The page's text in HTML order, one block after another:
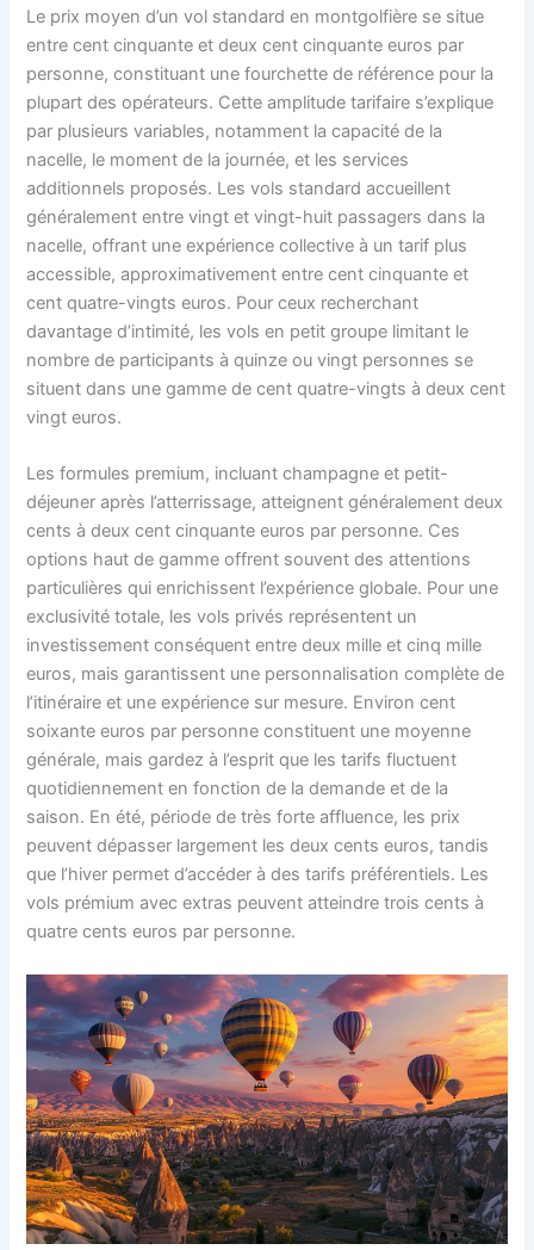
Le prix moyen d’un vol standard en montgolfière se situe
entre cent cinquante et deux cent cinquante euros par
personne, constituant une fourchette de référence pour la
plupart des opérateurs. Cette amplitude tarifaire s’explique
par plusieurs variables, notamment la capacité de la
nacelle, le moment de la journée, et les services
additionnels proposés. Les vols standard accueillent
généralement entre vingt et vingt-huit passagers dans la
nacelle, offrant une expérience collective à un tarif plus
accessible, approximativement entre cent cinquante et
cent quatre-vingts euros. Pour ceux recherchant
davantage d’intimité, les vols en petit groupe limitant le
nombre de participants à quinze ou vingt personnes se
situent dans une gamme de cent quatre-vingts à deux cent
vingt euros.
Les formules premium, incluant champagne et petit-
déjeuner après l’atterrissage, atteignent généralement deux
cents à deux cent cinquante euros par personne. Ces
options haut de gamme offrent souvent des attentions
particulières qui enrichissent l’expérience globale. Pour une
exclusivité totale, les vols privés représentent un
investissement conséquent entre deux mille et cinq mille
euros, mais garantissent une personnalisation complète de
l’itinéraire et une expérience sur mesure. Environ cent
soixante euros par personne constituent une moyenne
générale, mais gardez à l’esprit que les tarifs fluctuent
quotidiennement en fonction de la demande et de la
saison. En été, période de très forte affluence, les prix
peuvent dépasser largement les deux cents euros, tandis
que l’hiver permet d’accéder à des tarifs préférentiels. Les
vols prémium avec extras peuvent atteindre trois cents à
quatre cents euros par personne.